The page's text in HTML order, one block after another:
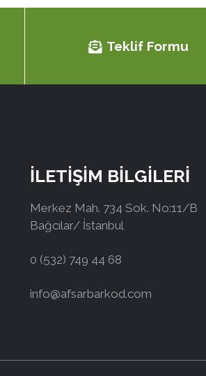
Teklif Formu
İLETİŞİM BİLGİLERİ
Merkez Mah. 734 Sok. No:11/B
Bağcılar/ İstanbul
0 (532) 749 44 68
info@afsarbarkod.com